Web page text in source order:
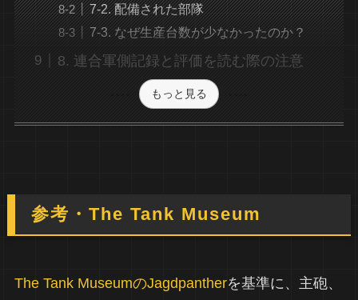
7-2. 配備された部隊
7-3. なぜ生産台数が少なかったのか？
8. 連合軍側記録と評価を読む際の注意
もっと見る
参考・The Tank Museum
The Tank MuseumのJagdpantherを基準に、主砲、